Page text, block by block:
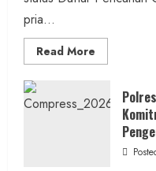
pria...
Read More
more
Dugaan
Pelecehan
Seksual:
Polda
Terbitkan